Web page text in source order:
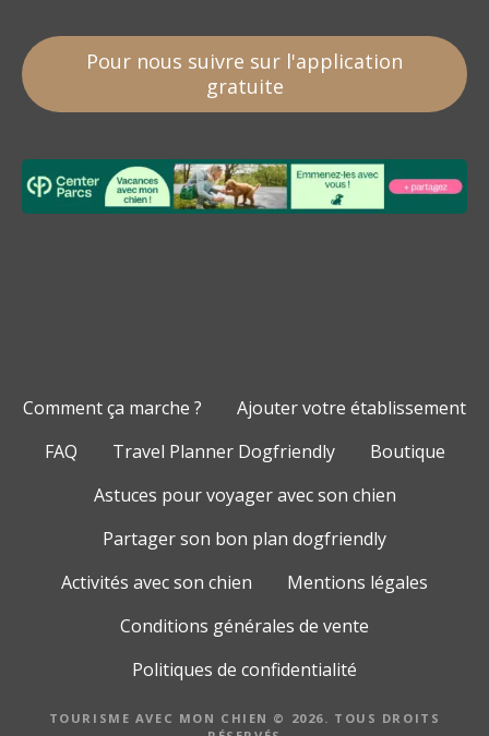
Pour nous suivre sur l'application
gratuite
Comment ça marche ?
Ajouter votre établissement
FAQ
Travel Planner Dogfriendly
Boutique
Astuces pour voyager avec son chien
Partager son bon plan dogfriendly
Activités avec son chien
Mentions légales
Conditions générales de vente
Politiques de confidentialité
TOURISME AVEC MON CHIEN © 2026. TOUS DROITS